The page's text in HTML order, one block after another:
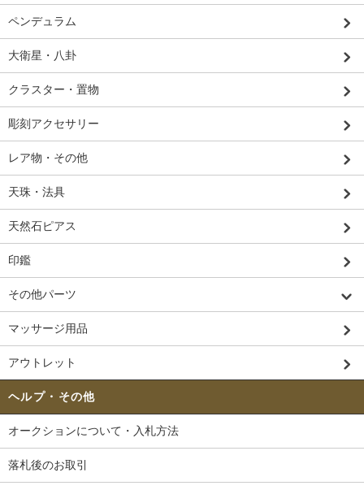
ペンデュラム
大衛星・八卦
クラスター・置物
彫刻アクセサリー
レア物・その他
天珠・法具
天然石ピアス
印鑑
その他パーツ
マッサージ用品
アウトレット
ヘルプ・その他
オークションについて・入札方法
落札後のお取引